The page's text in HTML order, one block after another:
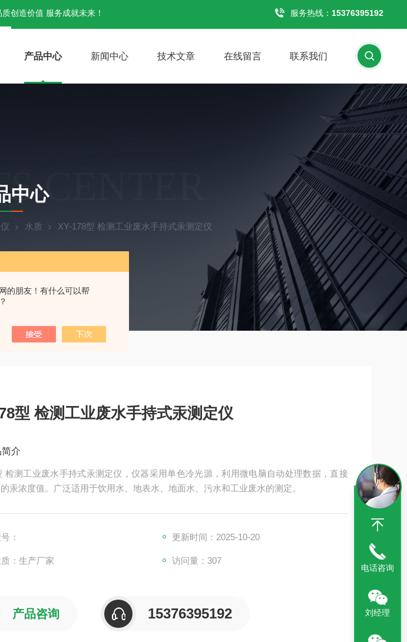
的朋友！有什么可以帮
创造价值 服务成就未来！ 服务热线： 15376395192
产品中心 新闻中心 技术文章 在线留言 联系我们
CENTER
中心
水质 XY-178型 检测工业废水手持式汞测定仪
型 检测工业废水手持式汞测定仪
介
检测工业废水手持式汞测定仪，仪器采用单色冷光源，利用微电脑自动处理数据，直接
汞浓度值。广泛适用于饮用水、地表水、地面水、污水和工业废水的测定。
： 更新时间：2025-10-20
：生产厂家 访问量：307
产品咨询 15376395192
电话咨询
刘经理